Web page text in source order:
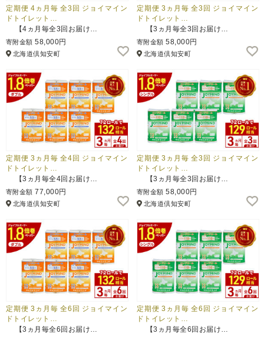
定期便 4ヵ月毎 全3回 ジョイマイン
ドトイレット…
【4ヵ月毎全3回お届け…
寄附金額 58,000円
北海道倶知安町
定期便 3ヵ月毎 全3回 ジョイマイン
ドトイレット…
【3ヵ月毎全3回お届け…
寄附金額 58,000円
北海道倶知安町
定期便 3ヵ月毎 全4回 ジョイマイン
ドトイレット…
【3ヵ月毎全4回お届け…
寄附金額 77,000円
北海道倶知安町
定期便 3ヵ月毎 全3回 ジョイマイン
ドトイレット…
【3ヵ月毎全3回お届け…
寄附金額 58,000円
北海道倶知安町
定期便 3ヵ月毎 全6回 ジョイマイン
ドトイレット…
【3ヵ月毎全6回お届け…
定期便 3ヵ月毎 全6回 ジョイマイン
ドトイレット…
【3ヵ月毎全6回お届け…